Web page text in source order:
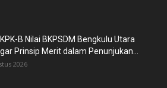
B Nilai BKPSDM Bengkulu Utara
Prinsip Merit dalam Penunjukan...
2026